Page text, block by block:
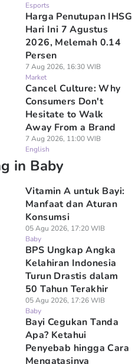
Esports
Harga Penutupan IHSG
Hari Ini 7 Agustus
2026, Melemah 0.14
Persen
7 Aug 2026, 16:30 WIB
Market
Cancel Culture: Why
Consumers Don't
Hesitate to Walk
Away From a Brand
7 Aug 2026, 11:00 WIB
English
in Baby
Vitamin A untuk Bayi:
Manfaat dan Aturan
Konsumsi
05 Agu 2026, 17:20 WIB
Baby
BPS Ungkap Angka
Kelahiran Indonesia
Turun Drastis dalam
50 Tahun Terakhir
05 Agu 2026, 17:26 WIB
Baby
Bayi Cegukan Tanda
Apa? Ketahui
Penyebab hingga Cara
Mengatasinya